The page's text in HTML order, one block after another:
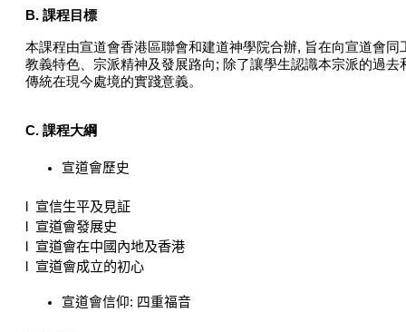
B. 課程目標
本課程由宣道會香港區聯會和建道神學院合辦, 旨在向宣道會
教義特色、宗派精神及發展路向; 除了讓學生認識本宗派的過
傳統在現今處境的實踐意義。
C. 課程大綱
宣道會歷史
l 宣信生平及見証
l 宣道會發展史
l 宣道會在中國內地及香港
l 宣道會成立的初心
宣道會信仰: 四重福音